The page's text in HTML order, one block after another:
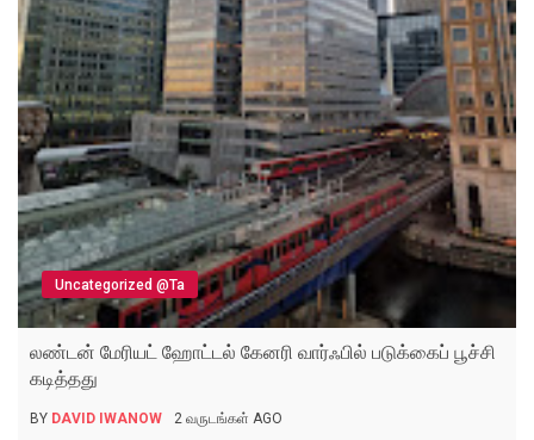
Uncategorized @ta
லண்டன் மேரியட் ஹோட்டல் கேனரி வார்ஃபில் படுக்கைப் பூச்சி
கடித்தது
BY DAVID IWANOW 2 வருடங்கள் AGO